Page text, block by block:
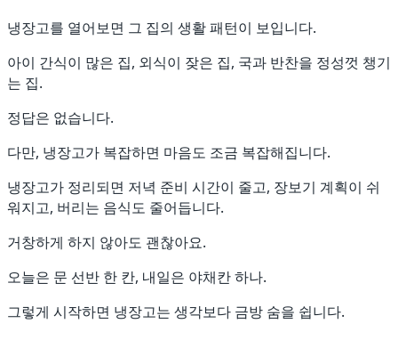
냉장고를 열어보면 그 집의 생활 패턴이 보입니다.
아이 간식이 많은 집, 외식이 잦은 집, 국과 반찬을 정성껏 챙기
는 집.
정답은 없습니다.
다만, 냉장고가 복잡하면 마음도 조금 복잡해집니다.
냉장고가 정리되면 저녁 준비 시간이 줄고, 장보기 계획이 쉬
워지고, 버리는 음식도 줄어듭니다.
거창하게 하지 않아도 괜찮아요.
오늘은 문 선반 한 칸, 내일은 야채칸 하나.
그렇게 시작하면 냉장고는 생각보다 금방 숨을 쉽니다.